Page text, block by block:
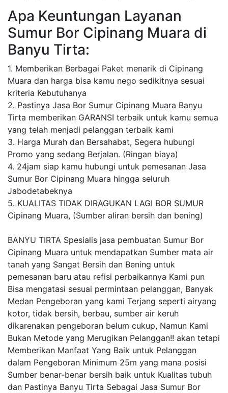
Apa Keuntungan Layanan
Sumur Bor Cipinang Muara di
Banyu Tirta:
1. Memberikan Berbagai Paket menarik di Cipinang
Muara dan harga bisa kamu nego sedikitnya sesuai
kriteria Kebutuhanya
2. Pastinya Jasa Bor Sumur Cipinang Muara Banyu
Tirta memberikan GARANSI terbaik untuk kamu semua
yang telah menjadi pelanggan terbaik kami
3. Harga Murah dan Bersahabat, Segera hubungi
Promo yang sedang Berjalan. (Ringan biaya)
4. 24jam siap kamu hubungi untuk pemesanan Jasa
Sumur Bor Cipinang Muara hingga seluruh
Jabodetabeknya
5. KUALITAS TIDAK DIRAGUKAN LAGI BOR SUMUR
Cipinang Muara, (Sumber aliran bersih dan bening)
BANYU TIRTA Spesialis jasa pembuatan Sumur Bor
Cipinang Muara untuk mendapatkan Sumber mata air
tanah yang Sangat Bersih dan Bening untuk
pemesanan baru atau refisi perbaikannya Kami pun
Bisa mengatasi sesuai permintaan pelanggan, Banyak
Medan Pengeboran yang kami Terjang seperti airyang
kotor, tidak bersih, berbau, sumber air keruh
dikarenakan pengeboran belum cukup, Namun Kami
Bukan Metode yang Merugikan Pelanggan!! akan tetapi
Memberikan Manfaat Yang Baik untuk Pelanggan
dalam Pengeboran Minimum 25m yang mana posisi
Sumber benar-benar bersih baik untuk Kualitas tubuh
dan Pastinya Banyu Tirta Sebagai Jasa Sumur Bor